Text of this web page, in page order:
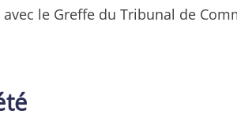
le Greffe du Tribunal de